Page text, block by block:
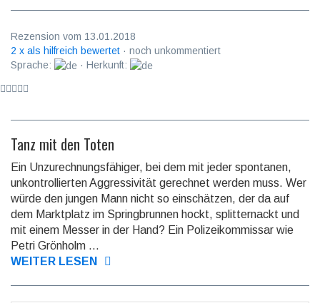
Rezension vom 13.01.2018
2 x als hilfreich bewertet · noch unkommentiert
Sprache:
· Herkunft:
Tanz mit den Toten
Ein Unzurechnungsfähiger, bei dem mit jeder spontanen,
unkontrol­lier­ten Aggressi­vität gerechnet werden muss. Wer
würde den jungen Mann nicht so einschätzen, der da auf
dem Markt­platz im Spring­brunnen hockt, splitter­nackt und
mit einem Messer in der Hand? Ein Polizei­kom­mis­sar wie
Petri Grön­holm ...
WEITER LESEN